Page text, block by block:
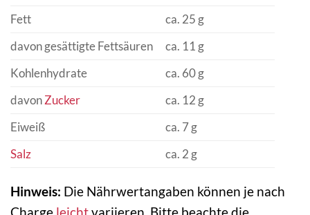
Fett
ca. 25 g
davon gesättigte Fettsäuren
ca. 11 g
Kohlenhydrate
ca. 60 g
davonZucker
ca. 12 g
Eiweiß
ca. 7 g
Salz
ca. 2 g
Hinweis: Die Nährwertangaben können je nach
Charge leichtvariieren. Bitte beachte die